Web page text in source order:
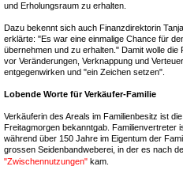
und Erholungsraum zu erhalten.
Dazu bekennt sich auch Finanzdirektorin
erklärte: "Es war eine einmalige Chance für
übernehmen und zu erhalten." Damit wolle
vor Veränderungen, Verknappung und
entgegenwirken und "ein Zeichen setzen".
Lobende Worte für Verkäufer-Familie
Verkäuferin des Areals im Familienbesitz ist
Freitagmorgen bekanntgab. Familienvertreter
während über 150 Jahre im Eigentum der
grossen Seidenbandweberei, in der es nach
"Zwischennutzungen" kam.